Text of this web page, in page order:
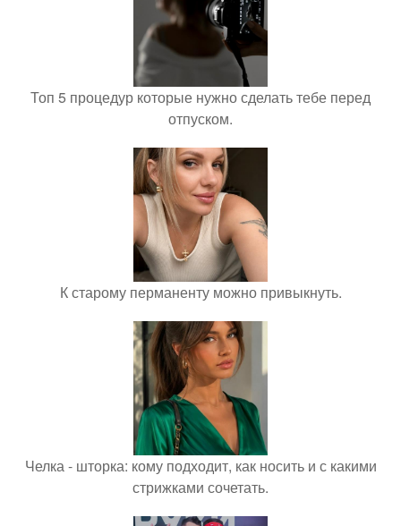
Топ 5 процедур которые нужно сделать тебе перед
отпуском.
К старому перманенту можно привыкнуть.
Челка - шторка: кому подходит, как носить и с какими
стрижками сочетать.